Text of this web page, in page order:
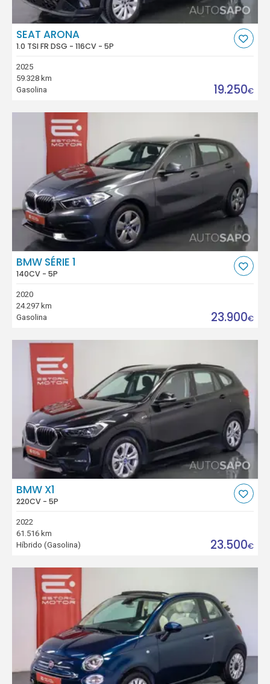
SEAT ARONA
1.0 TSI FR DSG - 116CV - 5P
2025
59.328 km
Gasolina
19.250€
BMW SÉRIE 1
140CV - 5P
2020
24.297 km
Gasolina
23.900€
BMW X1
220CV - 5P
2022
61.516 km
Híbrido (Gasolina)
23.500€